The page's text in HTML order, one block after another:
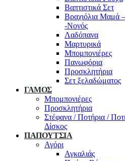
Βαπτιστικά Σετ
Βραχιόλια Μαμά
-Νονός
Λαδόπανα
Μαρτυρικά
Μπομπονιέρες
Πανωφόρια
Προσκλητήρια
Σετ ξελαδώματος
ΓΑΜΟΣ
Μπομπονιέρες
Προσκλητήρια
Στέφανα / Ποτήρια /
Δίσκος
ΠΑΠΟΥΤΣΙΑ
Αγόρι
Αγκαλιάς